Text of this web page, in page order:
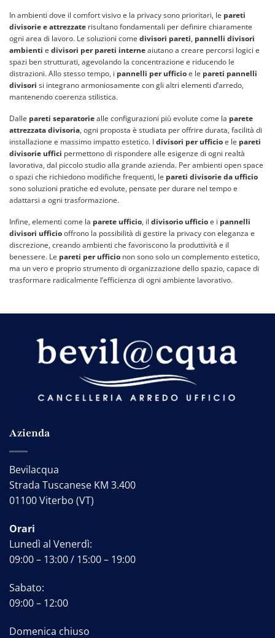
In ambienti dove il comfort visivo e la privacy sono prioritari, le pareti
divisorie e attrezzate risultano fondamentali per definire chiaramente
ogni area di lavoro. Le soluzioni come divisori pareti, pannelli divisori
ambienti e divisori per pareti interneaiutano a creare percorsi logici e
spazi ben strutturati, agevolando la concentrazione e riducendo le
distrazioni. Allo stesso tempo, i pannelli per ufficioe le pareti pannelli
divisori si integrano armoniosamente con gli altri elementi d’arredo,
mantenendo coerenza stilistica.
Dalle pareti separatoriealle configurazioni più evolute come la parete
attrezzata divisoria, ogni proposta è studiata per offrire durata, facilità di
installazione e massimo impatto estetico. Idivisori per ufficioe le pareti
divisorie uffici permettono di rispondere alle esigenze di ogni realtà
lavorativa, dal piccolo studio alla grande azienda. Per ambienti open space
o spazi che richiedono modifiche frequenti, le pareti divisorie da ufficio
sono soluzioni pratiche ed evolute, pensate per durare nel tempo e
adattarsi a ogni trasformazione.
Infine, elementi come la parete ufficio, il divisorio ufficioe i pannelli
divisori ufficiooffrono la possibilità di gestire la privacy con eleganza e
discrezione, creando ambienti che favoriscono la produttività e il
benessere. Le pareti per ufficio non sono solo un complemento estetico,
ma un vero e proprio strumento di organizzazione dello spazio, capace di
trasformare radicalmente l’efficienza di ogni ambiente lavorativo.
Azienda
Bevilacqua
Strada Tuscanese KM 3.400
01100 Viterbo (VT)
Orari
Lunedì al Venerdì:
09:00 – 13:00 / 15:00 – 19:00
Sabato:
09:00 – 12:00
Domenica chiuso